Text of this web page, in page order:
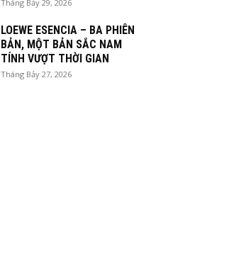
Tháng Bảy 29, 2026
LOEWE ESENCIA – BA PHIÊN
BẢN, MỘT BẢN SẮC NAM
TÍNH VƯỢT THỜI GIAN
Tháng Bảy 27, 2026